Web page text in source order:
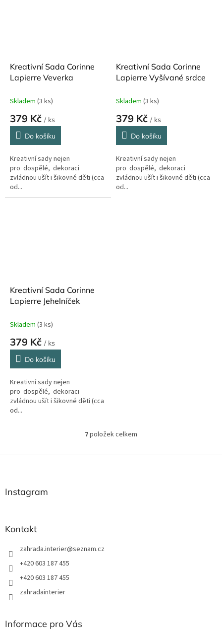
Kreativní Sada Corinne
Lapierre Veverka
Skladem (3 ks)
379 Kč / ks
Do košíku
Kreativní sady nejen
pro dospělé, dekoraci
zvládnou ušít i šikovné děti (cca
od...
Kreativní Sada Corinne
Lapierre Vyšívané srdce
Skladem (3 ks)
379 Kč / ks
Do košíku
Kreativní sady nejen
pro dospělé, dekoraci
zvládnou ušít i šikovné děti (cca
od...
Kreativní Sada Corinne
Lapierre Jehelníček
Skladem (3 ks)
379 Kč / ks
Do košíku
Kreativní sady nejen
pro dospělé, dekoraci
zvládnou ušít i šikovné děti (cca
od...
O
l
7položek celkem
Z
Instagram
Kontakt
zahrada.interier@seznam.cz
+420 603 187 455
+420 603 187 455
zahradainterier
Informace pro Vás